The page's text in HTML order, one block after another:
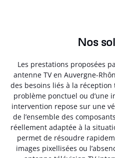
Nos
Les prestations proposées
antenne TV en Auvergne-
des besoins liés à la réception
problème ponctuel ou d’une
intervention repose sur une
de l’ensemble des
réellement adaptée à la
permet de résoudre
images pixellisées ou